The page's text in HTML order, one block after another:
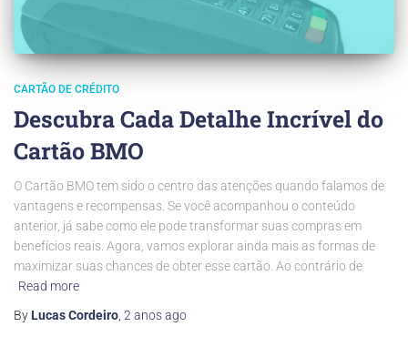
CARTÃO DE CRÉDITO
Descubra Cada Detalhe Incrível do
Cartão BMO
O Cartão BMO tem sido o centro das atenções quando falamos de
vantagens e recompensas. Se você acompanhou o conteúdo
anterior, já sabe como ele pode transformar suas compras em
benefícios reais. Agora, vamos explorar ainda mais as formas de
maximizar suas chances de obter esse cartão. Ao contrário de
Read more
By Lucas Cordeiro 2 anosago